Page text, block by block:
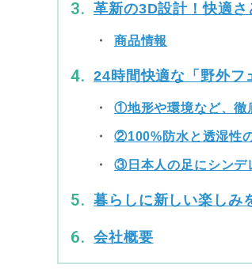
革新の3D設計！快適
商品情報
24時間快適な「野外フ
①地形や環境など、徹
②100%防水と透湿性
③日本人の足にシンデ
暮らしに新しい楽しみ
会社概要